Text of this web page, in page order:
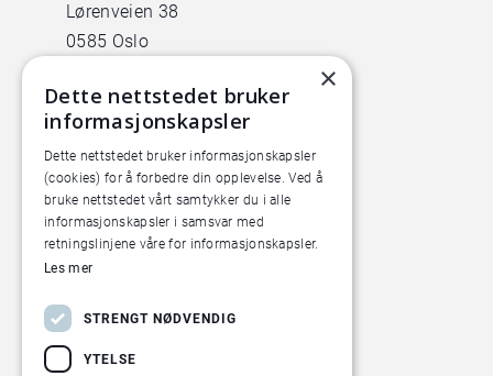
Lørenveien 38
0585 Oslo
Pilotanlegget
Økern Torgvei 13,
inngang B
×
Dette nettstedet bruker
informasjonskapsler
Dette nettstedet bruker informasjonskapsler
(cookies) for å forbedre din opplevelse. Ved å
bruke nettstedet vårt samtykker du i alle
informasjonskapsler i samsvar med
retningslinjene våre for informasjonskapsler.
Les mer
STRENGT NØDVENDIG
YTELSE